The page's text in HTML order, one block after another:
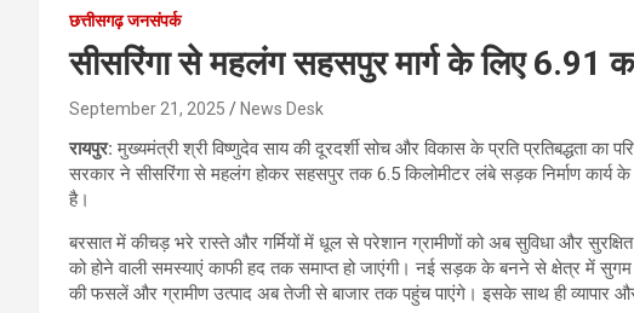
छत्तीसगढ़ जनसंपर्क
सीसरिंगा से महलंग सहसपुर मार्ग के लिए 6.91
September 21, 2025 News Desk
रायपुर: मुख्यमंत्री श्री विष्णुदेव साय की दूरदर्शी सोच और विकास के प्रति प्रतिबद्धता का
सरकार ने सीसरिंगा से महलंग होकर सहसपुर तक 6.5 किलोमीटर लंबे सड़क निर्माण कार्य
है।
बरसात में कीचड़ भरे रास्ते और गर्मियों में धूल से परेशान ग्रामीणों को अब सुविधा और
को होने वाली समस्याएं काफी हद तक समाप्त हो जाएंगी। नई सड़क के बनने से क्षेत्र में
की फसलें और ग्रामीण उत्पाद अब तेजी से बाजार तक पहुंच पाएंगे। इसके साथ ही व्यापार